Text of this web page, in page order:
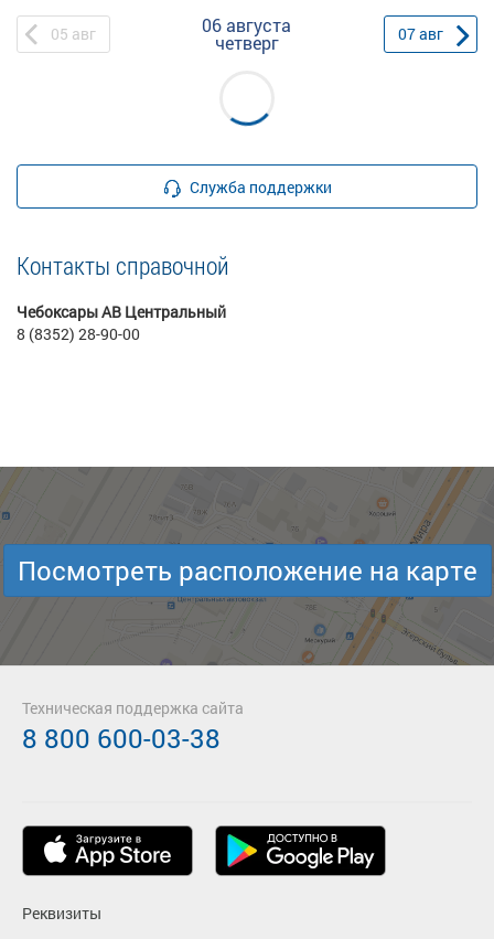
05 авг 06 августа
четверг 07авг
Служба поддержки
Контакты справочной
Чебоксары АВ Центральный
8 (8352) 28-90-00
Посмотреть расположение на карте
Реквизиты
Техническая поддержка сайта
8 800 600-03-38